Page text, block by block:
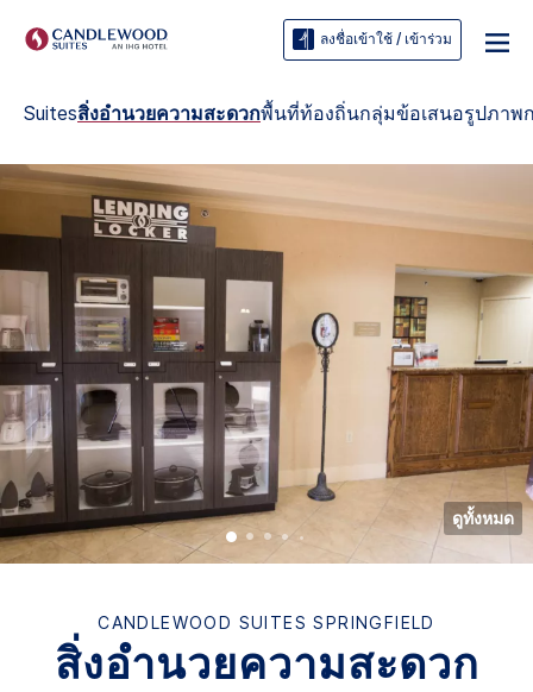
ลงชื่อเข้าใช้ / เข้าร่วม
Suitesสิ่งอำนวยความสะดวกพื้นที่ท้องถิ่นกลุ่มข้อเสนอรูปภาพ
ดูทั้งหมด
CANDLEWOOD SUITES SPRINGFIELD
สิ่งอำนวยความสะดวก